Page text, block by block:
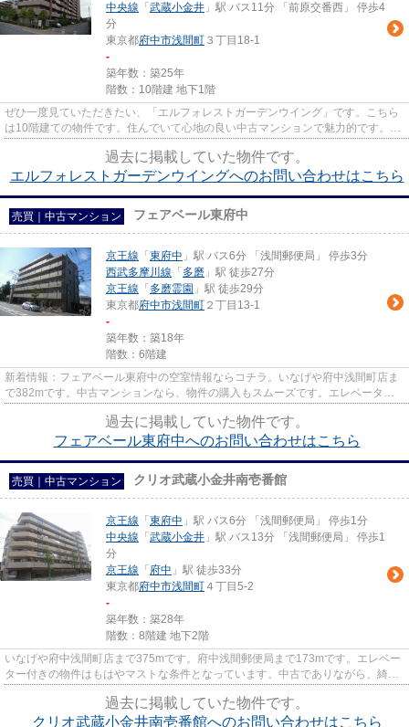
中央線 「 武蔵小金井 」駅 バス11分 「前原交番西」 停歩4
分
東京都府中市浅間町 ３丁目18-1
-
築年数：築25年
階数：10階建 地下1階
ぜひ一度見ていただきたい、「エルフォレストガーデンウイング」です。こちら
は10階建ての物件です。住んでいて心地の良い中古マンションで魅力的です。京
過去に掲載していた物件です。
エルフォレストガーデンウイングへのお問い合わせはこちら
売買｜中古マンション フェアベール東府中
京王線 「 東府中 」駅 バス6分 「浅間郵便局」 停歩3分
西武多摩川線 「 多磨 」駅 徒歩27分
京王線 「 多磨霊園 」駅 徒歩29分
東京都府中市浅間町 ２丁目13-1
-
築年数：築18年
階数：6階建
新着情報：フェアベール東府中の空室情報ならコチラ。いなげや府中浅間町店ま
で382mです。中古マンションなら、物件の購入もスムーズです。エレベーター
過去に掲載していた物件です。
フェアベール東府中へのお問い合わせはこちら
売買｜中古マンション クリオ武蔵小金井南壱番館
京王線 「 東府中 」駅 バス6分 「浅間郵便局」 停歩1分
中央線 「 武蔵小金井 」駅 バス13分 「浅間郵便局」 停歩1
分
京王線 「 府中 」駅 徒歩33分
東京都府中市浅間町 ４丁目5-2
-
築年数：築28年
階数：8階建 地下2階
いなげや府中浅間町店まで375mです。府中浅間郵便局まで173mです。エレベー
ター付きの物件はもはやマストな条件となっています。中古でありながら、綺麗
過去に掲載していた物件です。
クリオ武蔵小金井南壱番館へのお問い合わせはこちら